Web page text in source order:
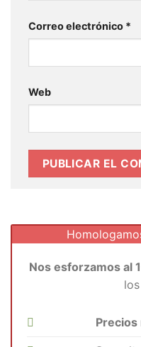
Correo electrónico *
Web
Nos esforzamos al